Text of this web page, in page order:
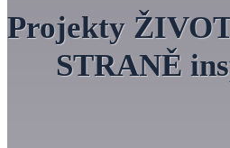
Projekty
STRANĚ